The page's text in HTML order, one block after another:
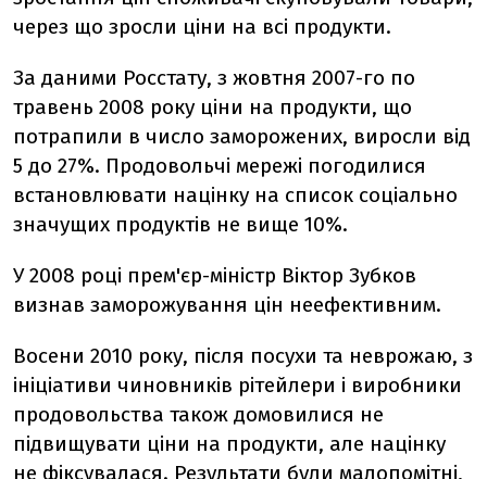
через що зросли ціни на всі продукти.
За даними Росстату, з жовтня 2007-го по
травень 2008 року ціни на продукти, що
потрапили в число заморожених, виросли від
5 до 27%. Продовольчі мережі погодилися
встановлювати націнку на список соціально
значущих продуктів не вище 10%.
У 2008 році прем'єр-міністр Віктор Зубков
визнав заморожування цін неефективним.
Восени 2010 року, після посухи та неврожаю, з
ініціативи чиновників рітейлери і виробники
продовольства також домовилися не
підвищувати ціни на продукти, але націнку
не фіксувалася. Результати були малопомітні,